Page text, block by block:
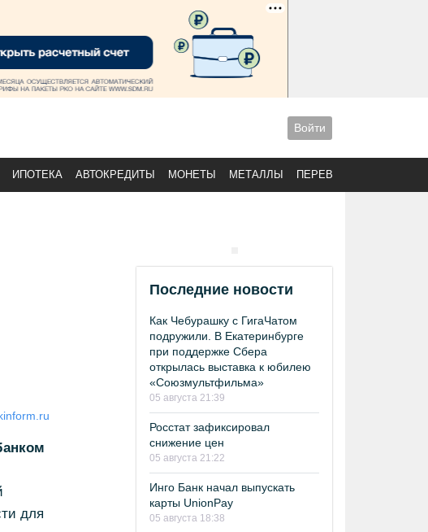
Войти
ИПОТЕКА АВТОКРЕДИТЫ МОНЕТЫ МЕТАЛЛЫ ПЕРЕВОДЫ
для
Последние новости
Как Чебурашку с ГигаЧатом
подружили. В Екатеринбурге
при поддержке Сбера
открылась выставка к юбилею
«Союзмультфильма»
05 августа 21:39
Росстат зафиксировал
снижение цен
05 августа 21:22
Инго Банк начал выпускать
карты UnionPay
05 августа 18:38